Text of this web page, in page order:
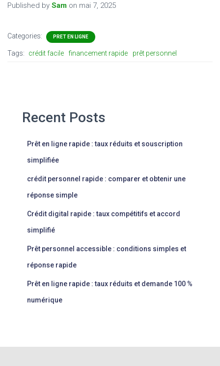
Published by Sam on mai 7, 2025
Categories: PRET EN LIGNE
Tags: crédit facile financement rapide prêt personnel
Recent Posts
Prêt en ligne rapide : taux réduits et souscription
simplifiée
crédit personnel rapide : comparer et obtenir une
réponse simple
Crédit digital rapide : taux compétitifs et accord
simplifié
Prêt personnel accessible : conditions simples et
réponse rapide
Prêt en ligne rapide : taux réduits et demande 100 %
numérique